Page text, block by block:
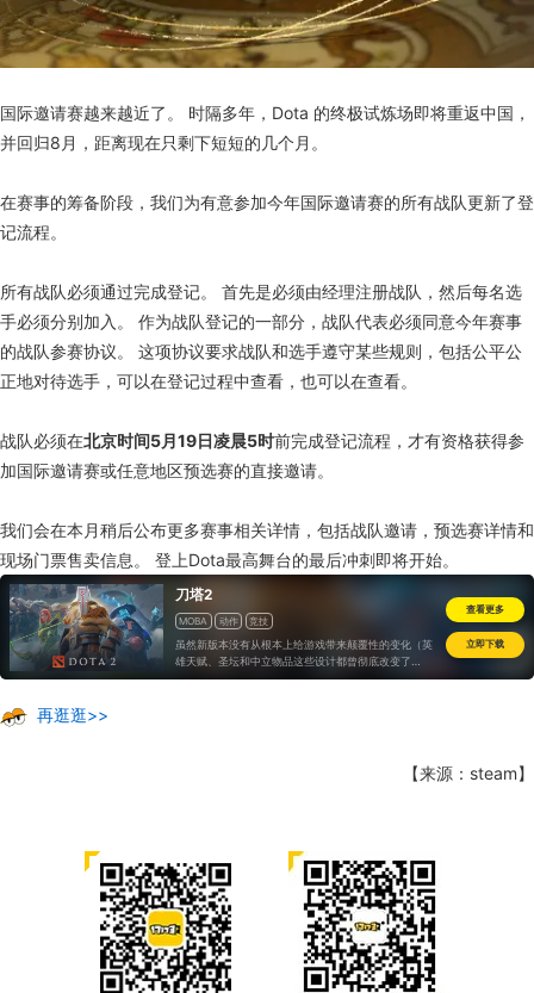
国际邀请赛越来越近了。 时隔多年，Dota 的终极试炼场即将重返中国，
并回归8月，距离现在只剩下短短的几个月。
在赛事的筹备阶段，我们为有意参加今年国际邀请赛的所有战队更新了登
记流程。
所有战队必须通过完成登记。 首先是必须由经理注册战队，然后每名选
手必须分别加入。 作为战队登记的一部分，战队代表必须同意今年赛事
的战队参赛协议。 这项协议要求战队和选手遵守某些规则，包括公平公
正地对待选手，可以在登记过程中查看，也可以在查看。
战队必须在北京时间5月19日凌晨5时前完成登记流程，才有资格获得参
加国际邀请赛或任意地区预选赛的直接邀请。
我们会在本月稍后公布更多赛事相关详情，包括战队邀请，预选赛详情和
现场门票售卖信息。 登上Dota最高舞台的最后冲刺即将开始。
刀塔2
MOBA 动作 竞技
虽然新版本没有从根本上给游戏带来颠覆性的变化（英
雄天赋、圣坛和中立物品这些设计都曾彻底改变了
DOTA2的策略逻辑），不过考虑到今年受到疫情的影
查看更多
立即下载
再逛逛>>
【来源：steam】